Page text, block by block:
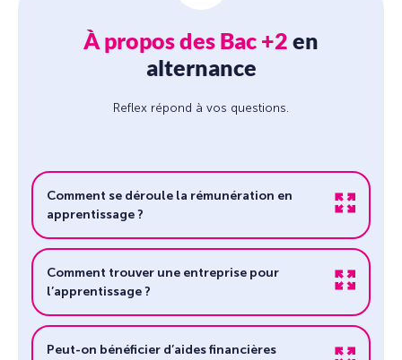
À propos des Bac +2 en
alternance
Reflex répond à vos questions.
Comment se déroule la rémunération en
apprentissage ?
Comment trouver une entreprise pour
l’apprentissage ?
Peut-on bénéficier d’aides financières